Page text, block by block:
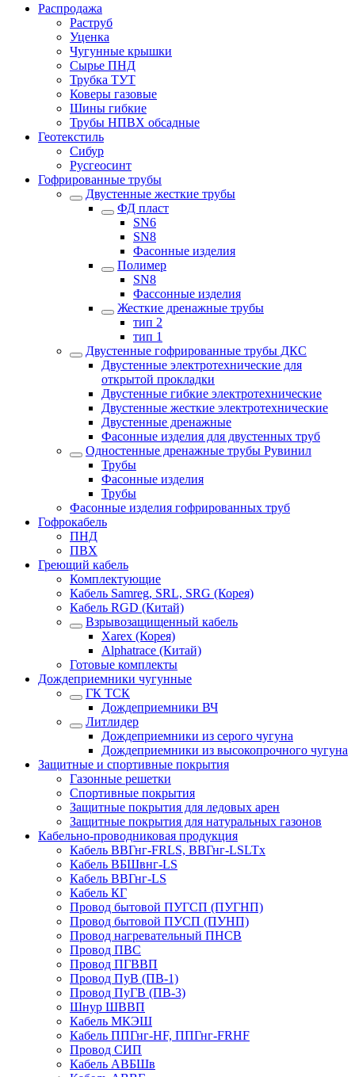
Распродажа
Раструб
Уценка
Чугунные крышки
Сырье ПНД
Трубка ТУТ
Коверы газовые
Шины гибкие
Трубы НПВХ обсадные
Геотекстиль
Сибур
Русгеосинт
Гофрированные трубы
Двустенные жесткие трубы
ФД пласт
SN6
SN8
Фасонные изделия
Полимер
SN8
Фассонные изделия
Жесткие дренажные трубы
тип 2
тип 1
Двустенные гофрированные трубы ДКС
Двустенные электротехнические для
открытой прокладки
Двустенные гибкие электротехнические
Двустенные жесткие электротехнические
Двустенные дренажные
Фасонные изделия для двустенных труб
Одностенные дренажные трубы Рувинил
Трубы
Фасонные изделия
Трубы
Фасонные изделия гофрированных труб
Гофрокабель
ПНД
ПВХ
Греющий кабель
Комплектующие
Кабель Samreg, SRL, SRG (Корея)
Кабель RGD (Китай)
Взрывозащищенный кабель
Xarex (Корея)
Alphatrace (Китай)
Готовые комплекты
Дождеприемники чугунные
ГК ТСК
Дождеприемники ВЧ
Литлидер
Дождеприемники из серого чугуна
Дождеприемники из высокопрочного чугуна
Защитные и спортивные покрытия
Газонные решетки
Спортивные покрытия
Защитные покрытия для ледовых арен
Защитные покрытия для натуральных газонов
Кабельно-проводниковая продукция
Кабель ВВГнг-FRLS, ВВГнг-LSLTx
Кабель ВБШвнг-LS
Кабель ВВГнг-LS
Кабель КГ
Провод бытовой ПУГСП (ПУГНП)
Провод бытовой ПУСП (ПУНП)
Провод нагревательный ПНСВ
Провод ПВС
Провод ПГВВП
Провод ПуВ (ПВ-1)
Провод ПуГВ (ПВ-3)
Шнур ШВВП
Кабель МКЭШ
Кабель ППГнг-HF, ППГнг-FRHF
Провод СИП
Кабель АВБШв